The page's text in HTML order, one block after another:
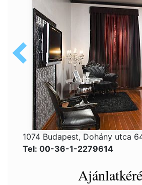
1074 Budapest, Dohány utca
Tel: 00-36-1-2279614